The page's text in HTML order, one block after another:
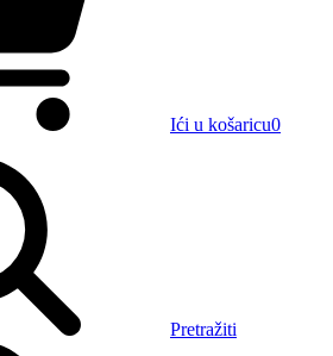
Ići u košaricu0
Pretražiti